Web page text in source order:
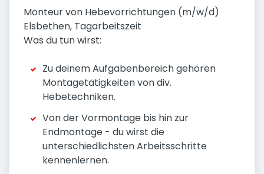
Monteur von Hebevorrichtungen (m/w/d)
Elsbethen, Tagarbeitszeit
Was du tun wirst:
Zu deinem Aufgabenbereich gehören
Montagetätigkeiten von div.
Hebetechniken.
Von der Vormontage bis hin zur
Endmontage - du wirst die
unterschiedlichsten Arbeitsschritte
kennenlernen.